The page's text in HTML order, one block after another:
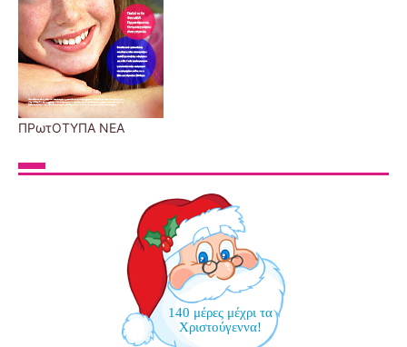
ΠΡωτΟΤΥΠΑ ΝΕΑ
140 μέρες μέχρι τα
Χριστούγεννα!